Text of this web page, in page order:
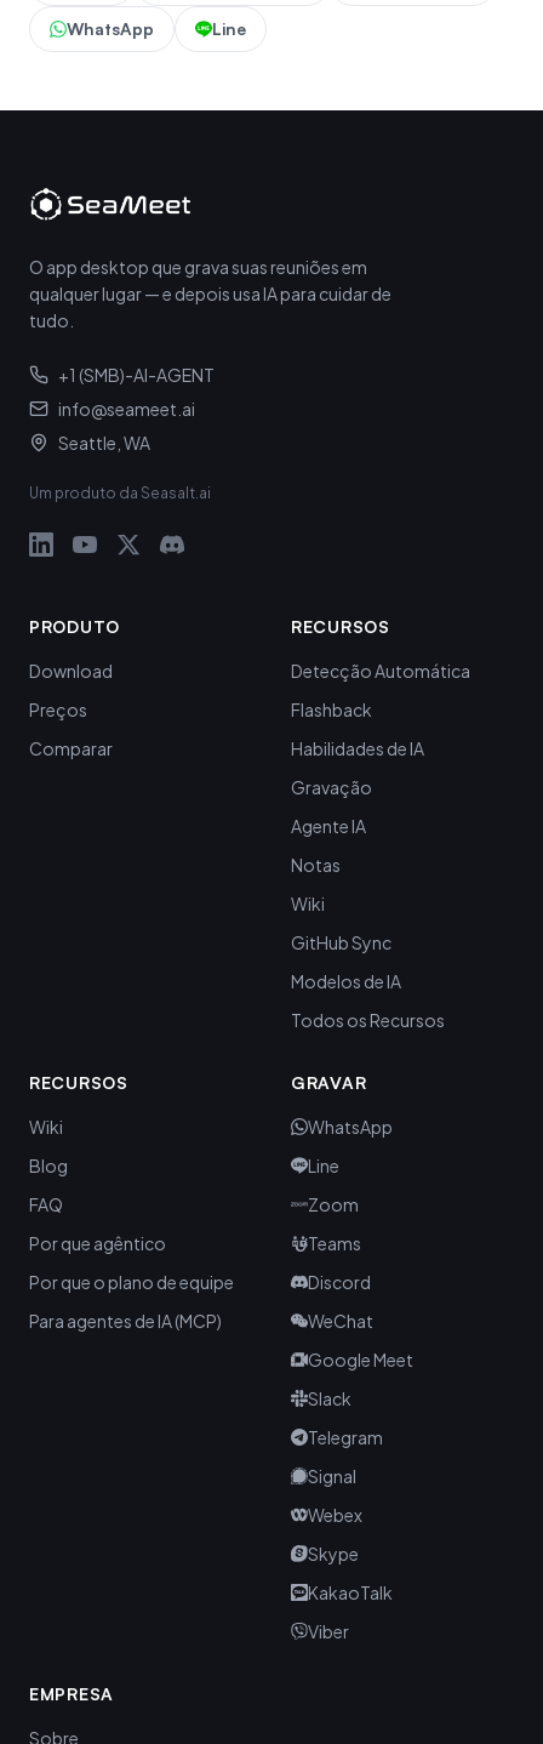
WhatsApp Line
O app desktop que grava suas reuniões em
qualquer lugar — e depois usa IA para cuidar de
tudo.
+1 (SMB)-AI-AGENT
info@seameet.ai
Seattle, WA
Um produto da Seasalt.ai
PRODUTO
Download
Preços
Comparar
RECURSOS
Detecção Automática
Flashback
Habilidades de IA
Gravação
Agente IA
Notas
Wiki
GitHub Sync
Modelos de IA
Todos os Recursos
RECURSOS
Wiki
Blog
FAQ
Por que agêntico
Por que o plano de equipe
Para agentes de IA (MCP)
GRAVAR
WhatsApp
Line
Zoom
Teams
Discord
WeChat
Google Meet
Slack
Telegram
Signal
Webex
Skype
KakaoTalk
Viber
EMPRESA
Sobre